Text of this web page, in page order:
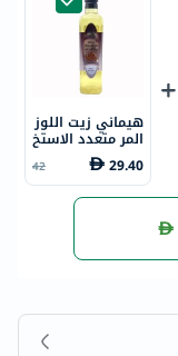
هيماني زيت اللوز
المر متعدد الاستخ
دامات 500 مل
29.40
42